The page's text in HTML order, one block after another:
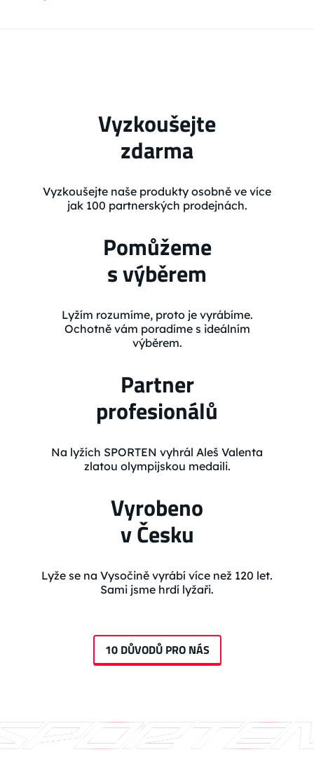
Vyzkoušejte
zdarma
Vyzkoušejte naše produkty osobně ve více
jak 100 partnerských prodejnách.
Pomůžeme
s výběrem
Lyžím rozumíme, proto je vyrábíme.
Ochotně vám poradíme s ideálním
výběrem.
Partner
profesionálů
Na lyžích SPORTEN vyhrál Aleš Valenta
zlatou olympijskou medaili.
Vyrobeno
v Česku
Lyže se na Vysočině vyrábí více než 120 let.
Sami jsme hrdí lyžaři.
10 DŮVODŮ PRO NÁS